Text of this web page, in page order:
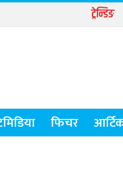
ट्रेन्डिङ
फिचर